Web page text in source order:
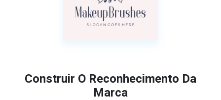
Construir O Reconhecimento Da
Marca